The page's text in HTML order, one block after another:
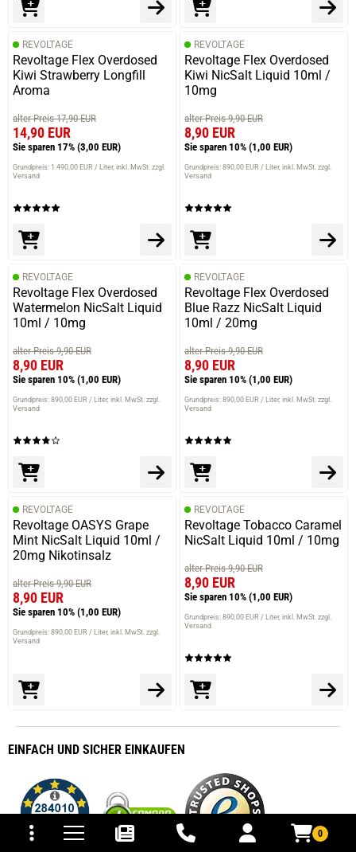
0
und Versandkosten
REVOLTAGE
Revoltage Flex Overdosed
Kiwi Strawberry Longfill
Aroma
alter Preis 17,90 EUR
14,90 EUR
Sie sparen 17% (3,00 EUR)
Grundpreis: 1.490,00 EUR / Liter inkl. MwSt. zzgl.
Versand
REVOLTAGE
Revoltage Flex Overdosed
Kiwi NicSalt Liquid 10ml /
10mg
alter Preis 9,90 EUR
8,90 EUR
Sie sparen 10% (1,00 EUR)
Grundpreis: 890,00 EUR / Liter inkl. MwSt. zzgl.
Versand
REVOLTAGE
Revoltage Flex Overdosed
Watermelon NicSalt Liquid
10ml / 10mg
alter Preis 9,90 EUR
8,90 EUR
Sie sparen 10% (1,00 EUR)
Grundpreis: 890,00 EUR / Liter inkl. MwSt. zzgl.
Versand
REVOLTAGE
Revoltage Flex Overdosed
Blue Razz NicSalt Liquid
10ml / 20mg
alter Preis 9,90 EUR
8,90 EUR
Sie sparen 10% (1,00 EUR)
Grundpreis: 890,00 EUR / Liter inkl. MwSt. zzgl.
Versand
REVOLTAGE
Revoltage OASYS Grape
Mint NicSalt Liquid 10ml /
20mg Nikotinsalz
alter Preis 9,90 EUR
8,90 EUR
Sie sparen 10% (1,00 EUR)
Grundpreis: 890,00 EUR / Liter inkl. MwSt. zzgl.
Versand
REVOLTAGE
Revoltage Tobacco Caramel
NicSalt Liquid 10ml / 10mg
alter Preis 9,90 EUR
8,90 EUR
Sie sparen 10% (1,00 EUR)
Grundpreis: 890,00 EUR / Liter inkl. MwSt. zzgl.
Versand
EINFACH UND SICHER EINKAUFEN